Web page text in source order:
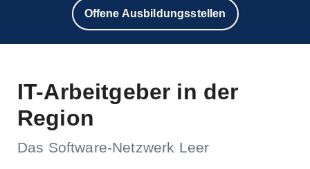
Offene Ausbildungsstellen
IT-Arbeitgeber in der
Region
Das Software-Netzwerk Leer